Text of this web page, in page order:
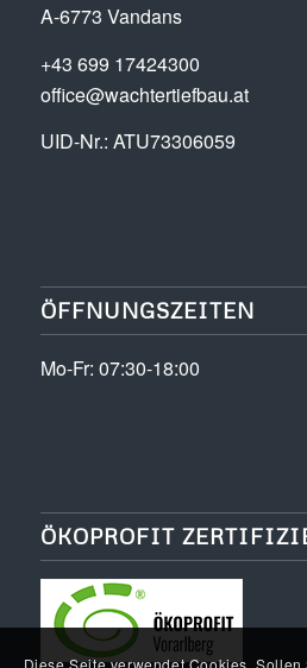
A-6773 Vandans
+43 699 17424300
office@wachtertiefbau.at
UID-Nr.: ATU73306059
ÖFFNUNGSZEITEN
Mo-Fr: 07:30-18:00
ÖKOPROFIT
Diese Seite verwendet Cookies.